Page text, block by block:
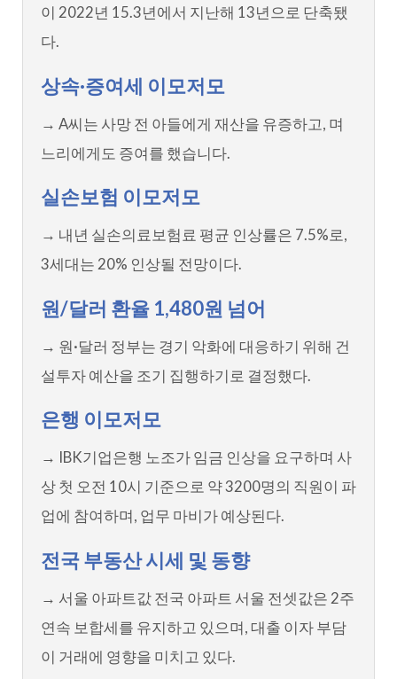
이 2022년 15.3년에서 지난해 13년으로 단축됐
다.
상속·증여세 이모저모
→ A씨는 사망 전 아들에게 재산을 유증하고, 며
느리에게도 증여를 했습니다.
실손보험 이모저모
→ 내년 실손의료보험료 평균 인상률은 7.5%로,
3세대는 20% 인상될 전망이다.
원/달러 환율 1,480원 넘어
→ 원·달러 정부는 경기 악화에 대응하기 위해 건
설투자 예산을 조기 집행하기로 결정했다.
은행 이모저모
→ IBK기업은행 노조가 임금 인상을 요구하며 사
상 첫 오전 10시 기준으로 약 3200명의 직원이 파
업에 참여하며, 업무 마비가 예상된다.
전국 부동산 시세 및 동향
→ 서울 아파트값 전국 아파트 서울 전셋값은 2주
연속 보합세를 유지하고 있으며, 대출 이자 부담
이 거래에 영향을 미치고 있다.